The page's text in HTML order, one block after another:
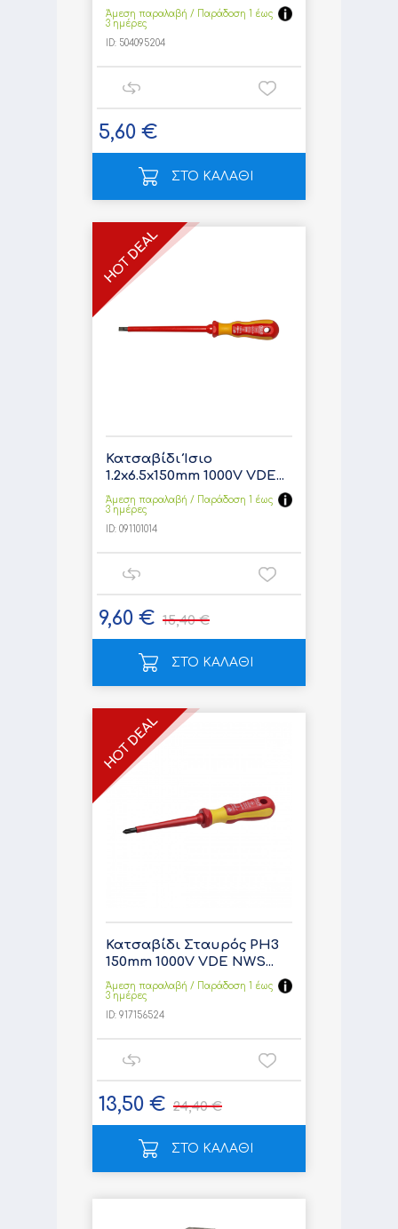
Άμεση παραλαβή / Παράδoση 1 έως
3 ημέρες
ID: 504095204
5,60 €
ΣΤΟ ΚΑΛΑΘΙ
Κατσαβίδι Ίσιο
1.2x6.5x150mm 1000V VDE...
Άμεση παραλαβή / Παράδoση 1 έως
3 ημέρες
ID: 091101014
9,60 € 15,40 €
ΣΤΟ ΚΑΛΑΘΙ
Κατσαβίδι Σταυρός PH3
150mm 1000V VDE NWS...
Άμεση παραλαβή / Παράδoση 1 έως
3 ημέρες
ID: 917156524
13,50 € 24,40 €
ΣΤΟ ΚΑΛΑΘΙ